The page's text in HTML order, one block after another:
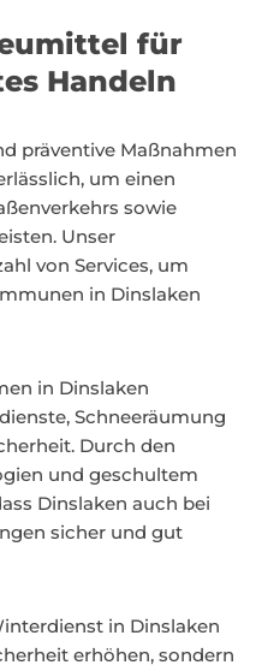
für
Handeln
präventive Maßnahmen
um einen
sowie
Unser
von Services, um
in Dinslaken
in Dinslaken
Schneeräumung
Durch den
und geschultem
Dinslaken auch bei
sicher und gut
in Dinslaken
erhöhen, sondern